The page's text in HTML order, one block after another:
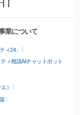
業について
ィ24」
ィ相談AIチャットボット
）